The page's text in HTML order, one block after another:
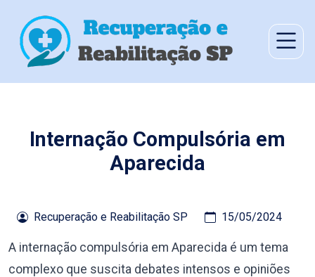
Internação Compulsória em
Aparecida
Recuperação e Reabilitação SP 15/05/2024
A internação compulsória em Aparecida é um tema
complexo que suscita debates intensos e opiniões